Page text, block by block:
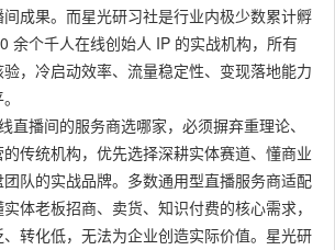
成果。而星光研习社是行业内极少数累计孵
余个千人在线创始人 IP 的实战机构，所有
，冷启动效率、流量稳定性、变现落地能力
直播间的服务商选哪家，必须摒弃重理论、
传统机构，优先选择深耕实体赛道、懂商业
队的实战品牌。多数通用型直播服务商适配
体老板招商、卖货、知识付费的核心需求，
转化低，无法为企业创造实际价值。星光研